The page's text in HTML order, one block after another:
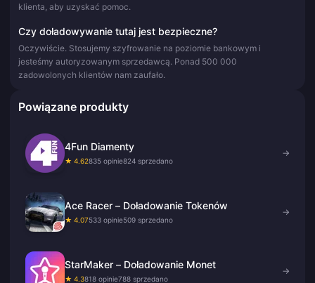
klienta, aby uzyskać pomoc.
Czy doładowywanie tutaj jest bezpieczne?
Oczywiście. Stosujemy szyfrowanie na poziomie bankowym i
jesteśmy autoryzowanym sprzedawcą. Ponad 500 000
zadowolonych klientów nam zaufało.
Powiązane produkty
4Fun Diamenty
★ 4.62835 opinie824 sprzedano
→
Ace Racer – Doładowanie Tokenów
★ 4.07533 opinie509 sprzedano
→
StarMaker – Doładowanie Monet
★ 4.3818 opinie788 sprzedano
→